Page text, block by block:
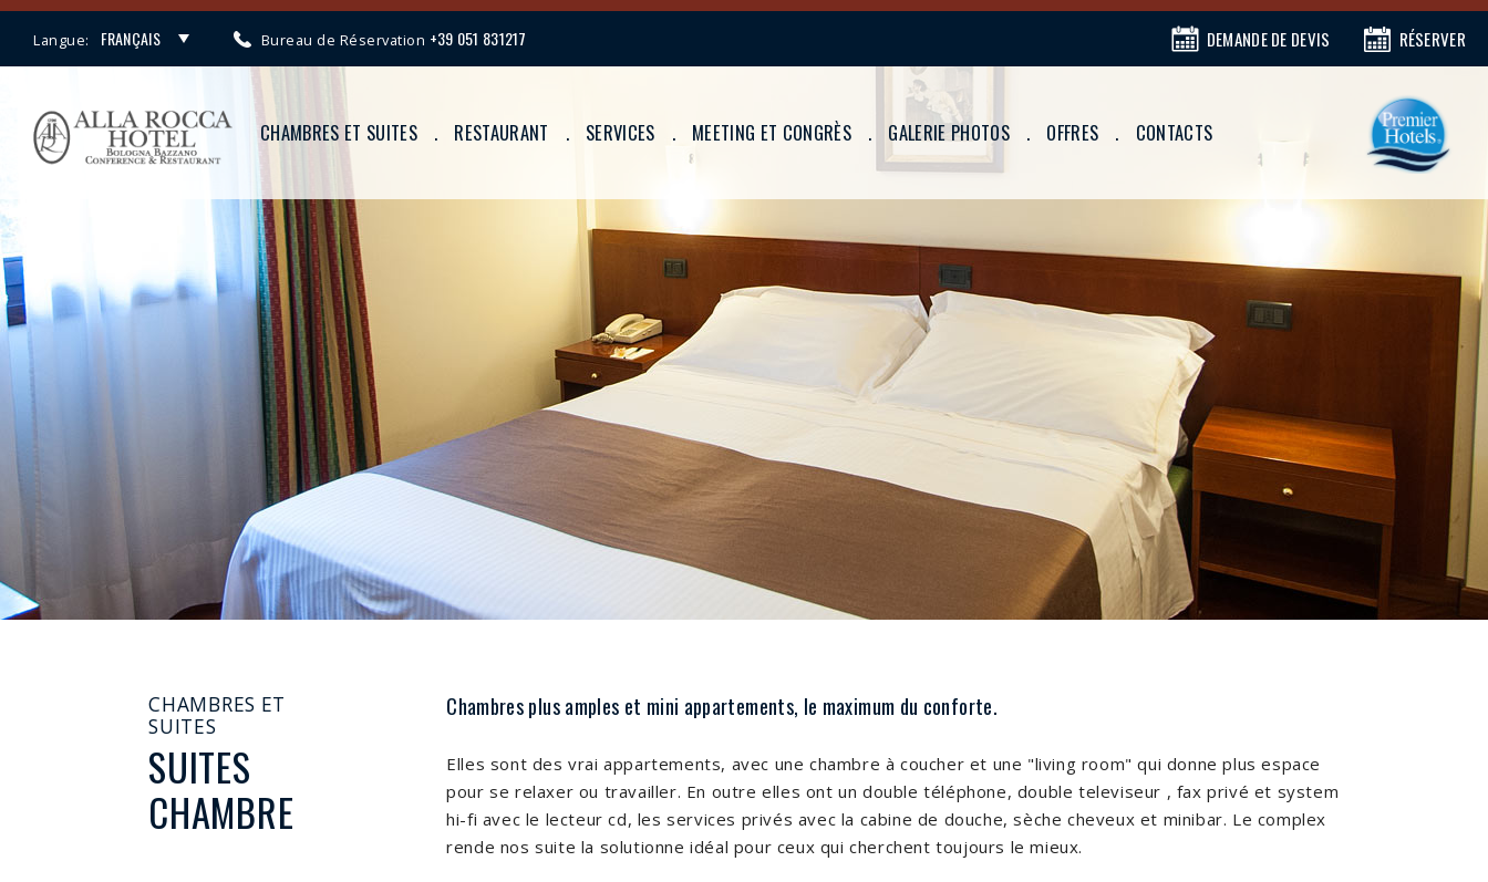
Suites
chambre
Hotel Alla
Rocca 4
étoiles
Bologne
Premier
Hotels
Milano
Marittima
Chambres plus amples et mini appartements, le maximum du conforte.
Elles sont des vrai appartements, avec une chambre à coucher et une "living room" qui donne plus espace
pour se relaxer ou travailler. En outre elles ont un double téléphone, double televiseur , fax privé et system
hi-fi avec le lecteur cd, les services privés avec la cabine de douche, sèche cheveux et minibar. Le complex
rende nos suite la solutionne idéal pour ceux qui cherchent toujours le mieux.
CHAMBRES ET
SUITES
SUITES
CHAMBRE
Langue: FRANÇAIS
ENGLISH
DEUTSCH
Bureau de Réservation +39 051 831217 DEMANDE DE DEVIS RÉSERVER
CHAMBRES ET SUITES RESTAURANT SERVICES MEETING ET CONGRÈS GALERIE PHOTOS OFFRES CONTACTS